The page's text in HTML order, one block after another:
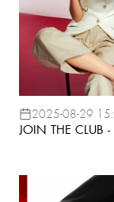
2025-08-29
JOIN THE CLUB